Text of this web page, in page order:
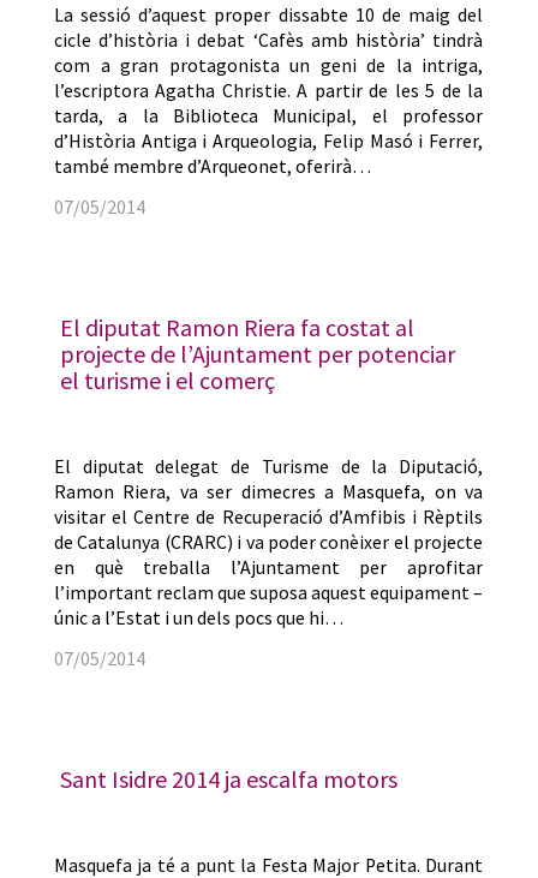
La sessió d’aquest proper dissabte 10 de maig del
cicle d’història i debat ‘Cafès amb història’ tindrà
com a gran protagonista un geni de la intriga,
l’escriptora Agatha Christie. A partir de les 5 de la
tarda, a la Biblioteca Municipal, el professor
d’Història Antiga i Arqueologia, Felip Masó i Ferrer,
també membre d’Arqueonet, oferirà…
07/05/2014
El diputat Ramon Riera fa costat al
projecte de l’Ajuntament per potenciar
el turisme i el comerç
El diputat delegat de Turisme de la Diputació,
Ramon Riera, va ser dimecres a Masquefa, on va
visitar el Centre de Recuperació d’Amfibis i Rèptils
de Catalunya (CRARC) i va poder conèixer el projecte
en què treballa l’Ajuntament per aprofitar
l’important reclam que suposa aquest equipament –
únic a l’Estat i un dels pocs que hi…
07/05/2014
Sant Isidre 2014 ja escalfa motors
Masquefa ja té a punt la Festa Major Petita. Durant